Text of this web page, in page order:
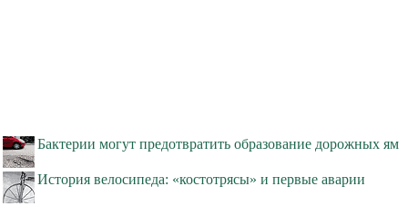
Бактерии могут предотвратить образование дорожных ям
История велосипеда: «костотрясы» и первые аварии